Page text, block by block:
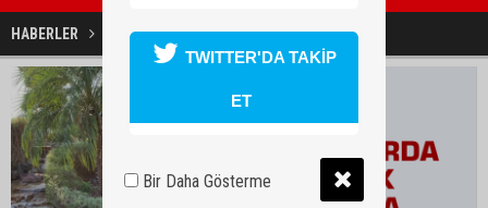
HABERLER YAŞAM Kavşaklarda estetik çalışma
TWITTER'DA TAKİP
ET
Bir Daha Gösterme